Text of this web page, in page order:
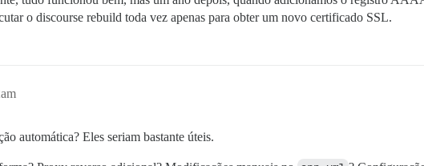
o discourse rebuild toda vez apenas para obter um novo certificado SSL.
automática? Eles seriam bastante úteis.